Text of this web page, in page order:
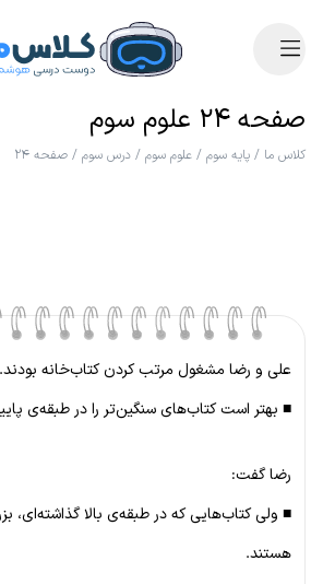
صفحه ۲۴ علوم سوم
کلاس ما / پایه سوم / علوم سوم / درس سوم / صفحه ۲۴
علی و رضا مشغول مرتب کردن کتاب‌خانه
■ بهتر است کتاب‌های سنگین‌تر را در طبقه‌ی
رضا گفت:
■ ولی کتاب‌هایی که در طبقه‌ی بالا گذاشته‌ای،
هستند.